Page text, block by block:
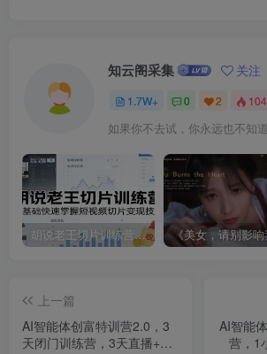
知云阁采集 关注
1.7W+ 0 2
如果你不去试，你永远也不知
胡说老王切片训练营，零基础快速掌握短视频切片变现技巧
上一篇
AI智能体创富特训营2.0，3
天闭门训练营，3天直播+视
AI智能
营，1